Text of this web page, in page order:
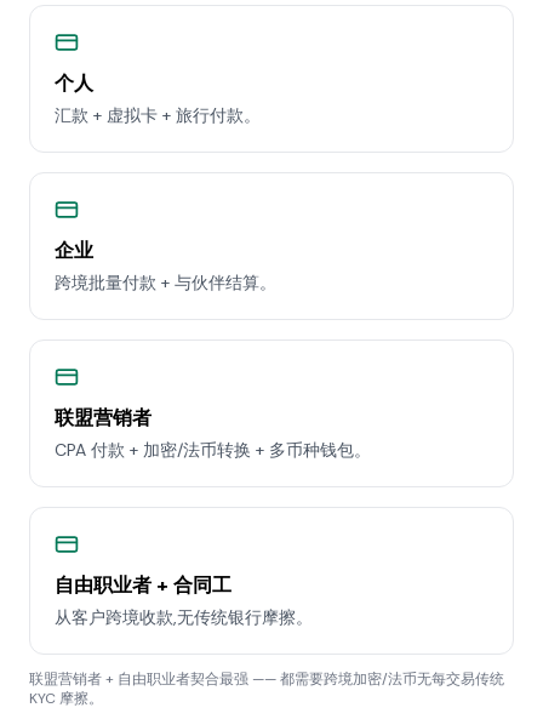
个人
汇款 + 虚拟卡 + 旅行付款。
企业
跨境批量付款 + 与伙伴结算。
联盟营销者
CPA 付款 + 加密/法币转换 + 多币种钱包。
自由职业者 + 合同工
从客户跨境收款,无传统银行摩擦。
联盟营销者 + 自由职业者契合最强 —— 都需要跨境加密/法币无每交易传统
KYC 摩擦。